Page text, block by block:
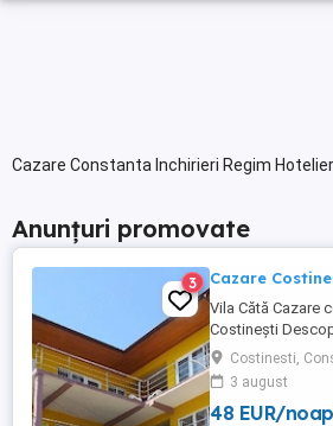
Cazare Constanta Inchirieri Regim Hotelier
Anunțuri promovate
3 Cazare
Vila Cătă Cazare
Costinești
a litoralului
alegerea ideală
sejururi cu
Unitatea pune la
Costinesti,
3 august
48 EUR/